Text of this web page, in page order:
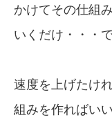
かけてその仕組
いくだけ・・・で
速度を上げたけ
組みを作ればい